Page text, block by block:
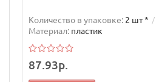
Количество в упаковке: 2 шт *
Материал: пластик
87.93р.